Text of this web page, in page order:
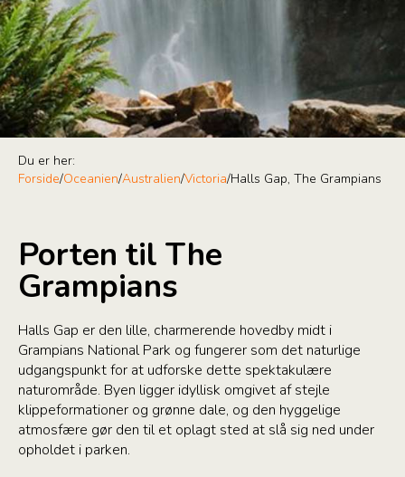
Du er her:
Forside/Oceanien/Australien/Victoria/Halls Gap, The Grampians
Porten til The
Grampians
Halls Gap er den lille, charmerende hovedby midt i
Grampians National Park og fungerer som det naturlige
udgangspunkt for at udforske dette spektakulære
naturområde. Byen ligger idyllisk omgivet af stejle
klippeformationer og grønne dale, og den hyggelige
atmosfære gør den til et oplagt sted at slå sig ned under
opholdet i parken.